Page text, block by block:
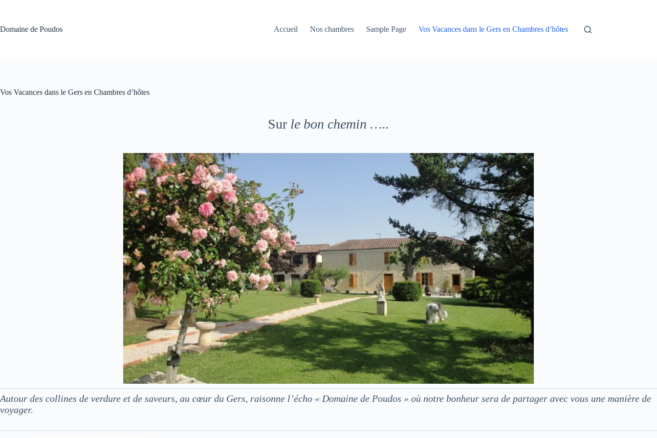
Domaine de Poudos
Accueil Nos chambres Sample Page Vos Vacances dans le Gers en Chambres d’hôtes
Vos Vacances dans le Gers en Chambres d’hôtes
Sur le bon chemin …..
Autour des collines de verdure et de saveurs, au cœur du Gers, raisonne l’écho « Domaine de Poudos » où notre bonheur sera de partager avec vous une manière de
voyager.